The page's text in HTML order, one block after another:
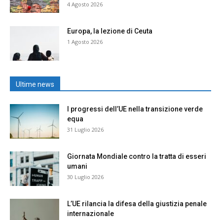
4 Agosto 2026
Europa, la lezione di Ceuta
1 Agosto 2026
Ultime news
I progressi dell’UE nella transizione verde
equa
31 Luglio 2026
Giornata Mondiale contro la tratta di esseri
umani
30 Luglio 2026
L’UE rilancia la difesa della giustizia penale
internazionale